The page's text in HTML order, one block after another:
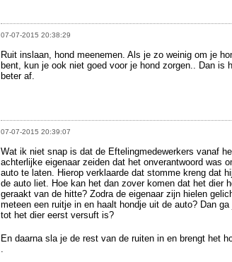
07-07-2015 20:38:29
Ruit inslaan, hond meenemen. Als je zo weinig om je
bent, kun je ook niet goed voor je hond zorgen.. Dan is
beter af.
07-07-2015 20:39:07
Wat ik niet snap is dat de Eftelingmedewerkers vanaf
achterlijke eigenaar zeiden dat het onverantwoord was
auto te laten. Hierop verklaarde dat stomme kreng dat
de auto liet. Hoe kan het dan zover komen dat het dier
geraakt van de hitte? Zodra de eigenaar zijn hielen
meteen een ruitje in en haalt hondje uit de auto? Dan
tot het dier eerst versuft is?
En daarna sla je de rest van de ruiten in en brengt het